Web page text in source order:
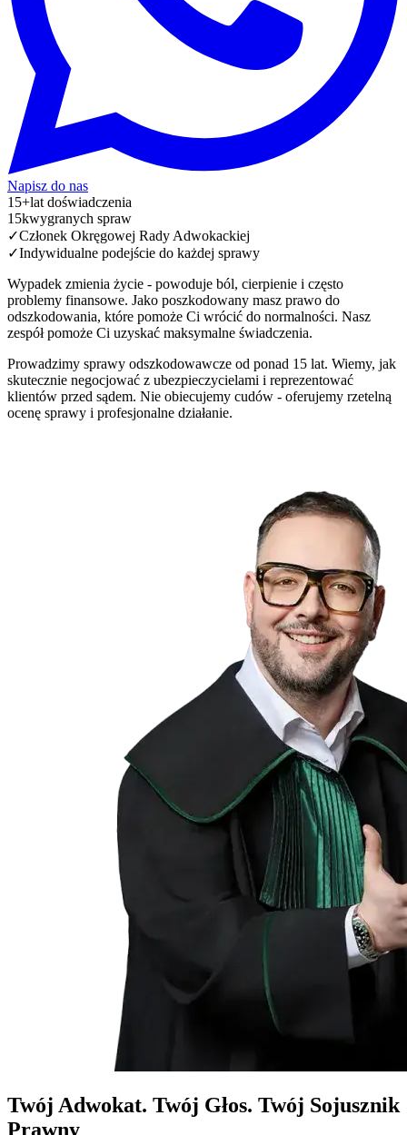
Napisz do nas
15+lat doświadczenia
15kwygranych spraw
✓Członek Okręgowej Rady Adwokackiej
✓Indywidualne podejście do każdej sprawy
Wypadek zmienia życie - powoduje ból, cierpienie i często
problemy finansowe. Jako poszkodowany masz prawo do
odszkodowania, które pomoże Ci wrócić do normalności. Nasz
zespół pomoże Ci uzyskać maksymalne świadczenia.
Prowadzimy sprawy odszkodowawcze od ponad 15 lat. Wiemy, jak
skutecznie negocjować z ubezpieczycielami i reprezentować
klientów przed sądem. Nie obiecujemy cudów - oferujemy rzetelną
ocenę sprawy i profesjonalne działanie.
Twój Adwokat. Twój Głos. Twój Sojusznik
Prawny